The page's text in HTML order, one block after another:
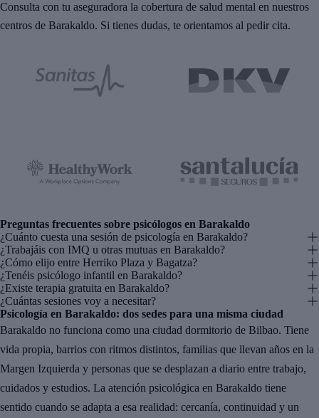
Consulta con tu aseguradora la cobertura de salud mental en nuestros
centros de Barakaldo. Si tienes dudas, te orientamos al pedir cita.
Preguntas frecuentes sobre psicólogos en Barakaldo
¿Cuánto cuesta una sesión de psicología en Barakaldo?
¿Trabajáis con IMQ u otras mutuas en Barakaldo?
¿Cómo elijo entre Herriko Plaza y Bagatza?
¿Tenéis psicólogo infantil en Barakaldo?
¿Existe terapia gratuita en Barakaldo?
¿Cuántas sesiones voy a necesitar?
Psicología en Barakaldo: dos sedes para una misma ciudad
Barakaldo no funciona como una ciudad dormitorio de Bilbao. Tiene
vida propia, barrios con ritmos distintos, familias que llevan años en la
Margen Izquierda y personas que se desplazan a diario entre trabajo,
cuidados y estudios. La atención psicológica en Barakaldo tiene
sentido cuando se adapta a esa realidad: cercanía, continuidad y un